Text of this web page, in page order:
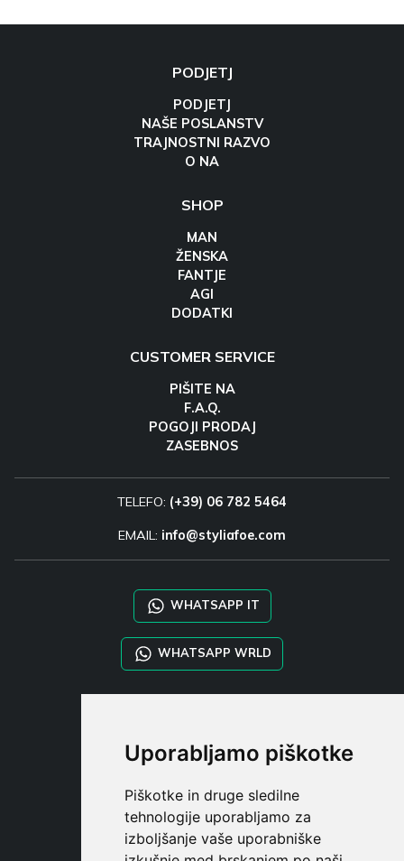
Uporabljamo piškotke
Piškotke in druge sledilne
tehnologije uporabljamo za
izboljšanje vaše uporabniške
PODJETJ
PODJETJ
NAŠE POSLANSTV
TRAJNOSTNI RAZVO
O NA
SHOP
MAN
ŽENSKA
FANTJE
AGI
DODATKI
CUSTOMER SERVICE
PIŠITE NA
F.A.Q.
POGOJI PRODAJ
ZASEBNOS
TELEFO: (+39) 06 782 5464
EMAIL: info@styliafoe.com
WHATSAPP IT
WHATSAPP WRLD
SHOP B2B
TAYLOR MADE ORDERS
UPORABNI
REGISTE